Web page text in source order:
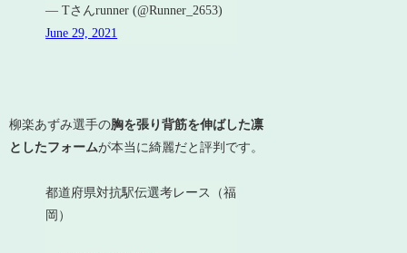
— Tさんrunner (@Runner_2653)
June 29, 2021
柳楽あずみ選手の胸を張り背筋を伸ばした凛
としたフォームが本当に綺麗だと評判です。
都道府県対抗駅伝選考レース（福
岡）